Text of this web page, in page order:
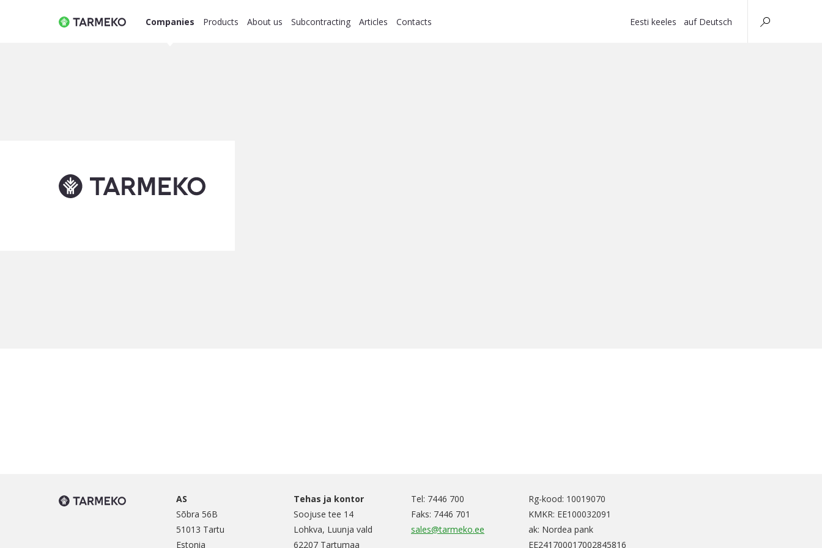
Companies Products About us Subcontracting Articles Contacts Eesti keeles auf Deutsch
AS
Sõbra 56B
51013 Tartu
Estonia
Tehas ja kontor
Soojuse tee 14
Lohkva, Luunja vald
62207 Tartumaa
Tel: 7446 700
Faks: 7446 701
sales@tarmeko.ee
Rg-kood: 10019070
KMKR: EE100032091
ak: Nordea pank
EE241700017002845816